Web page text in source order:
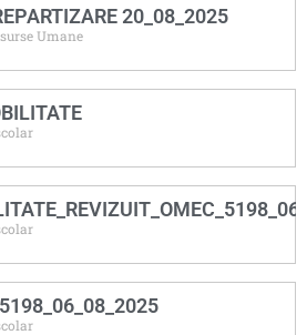
20_08_2025
Umane